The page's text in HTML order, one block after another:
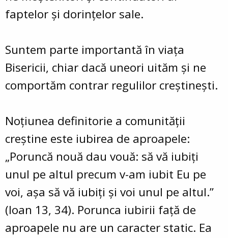
faptelor şi dorinţelor sale.
Suntem parte importantă în viaţa
Bisericii, chiar dacă uneori uităm şi ne
comportăm contrar regulilor creştineşti.
Noţiunea definitorie a comunităţii
creştine este iubirea de aproapele:
„Poruncă nouă dau vouă: să vă iubiţi
unul pe altul precum v-am iubit Eu pe
voi, aşa să vă iubiţi şi voi unul pe altul.”
(Ioan 13, 34). Porunca iubirii faţă de
aproapele nu are un caracter static. Ea